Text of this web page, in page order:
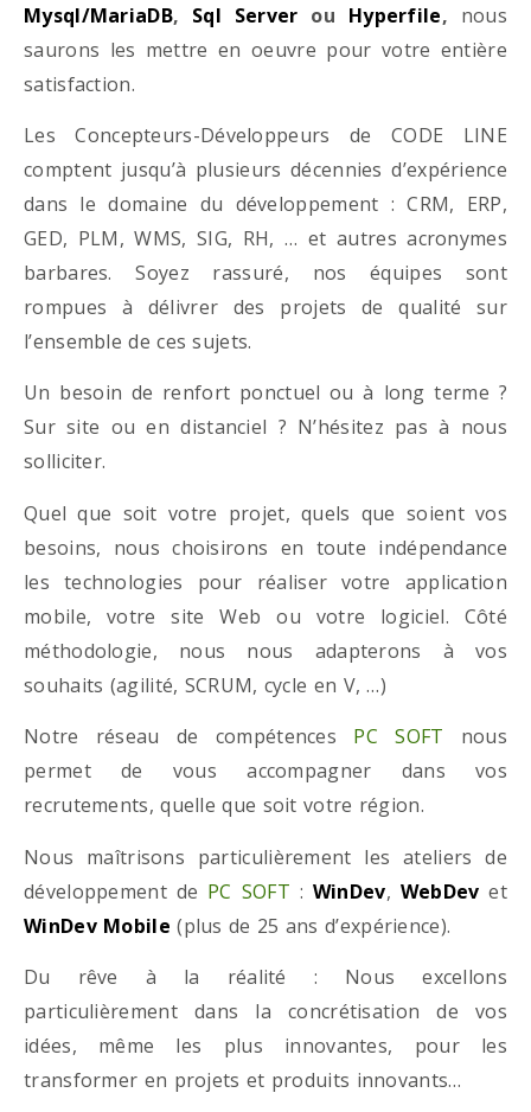
Mysql/MariaDB, Sql Server ou Hyperfile, nous
saurons les mettre en oeuvre pour votre entière
satisfaction.
Les Concepteurs-Développeurs de CODE LINE
comptent jusqu’à plusieurs décennies d’expérience
dans le domaine du développement : CRM, ERP,
GED, PLM, WMS, SIG, RH, … et autres acronymes
barbares. Soyez rassuré, nos équipes sont
rompues à délivrer des projets de qualité sur
l’ensemble de ces sujets.
Un besoin de renfort ponctuel ou à long terme ?
Sur site ou en distanciel ? N’hésitez pas à nous
solliciter.
Quel que soit votre projet, quels que soient vos
besoins, nous choisirons en toute indépendance
les technologies pour réaliser votre application
mobile, votre site Web ou votre logiciel. Côté
méthodologie, nous nous adapterons à vos
souhaits (agilité, SCRUM, cycle en V, …)
Notre réseau de compétences PC SOFT nous
permet de vous accompagner dans vos
recrutements, quelle que soit votre région.
Nous maîtrisons particulièrement les ateliers de
développement de PC SOFT : WinDev, WebDev et
WinDev Mobile (plus de 25 ans d’expérience).
Du rêve à la réalité : Nous excellons
particulièrement dans la concrétisation de vos
idées, même les plus innovantes, pour les
transformer en projets et produits innovants…